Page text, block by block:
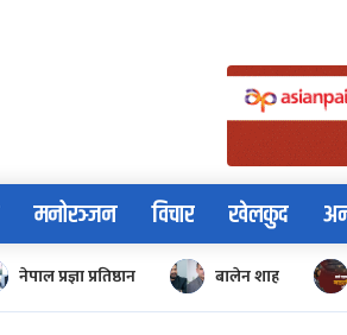
मनोरञ्जन विचार खेलकुद
नेपाल प्रज्ञा प्रतिष्ठान बालेन शाह